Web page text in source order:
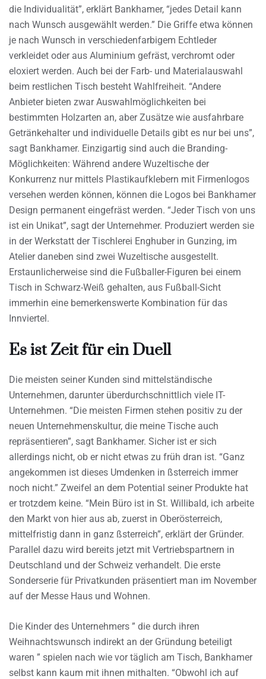
die Individualität”, erklärt Bankhamer, “jedes Detail kann
nach Wunsch ausgewählt werden.” Die Griffe etwa können
je nach Wunsch in verschiedenfarbigem Echtleder
verkleidet oder aus Aluminium gefräst, verchromt oder
eloxiert werden. Auch bei der Farb- und Materialauswahl
beim restlichen Tisch besteht Wahlfreiheit. “Andere
Anbieter bieten zwar Auswahlmöglichkeiten bei
bestimmten Holzarten an, aber Zusätze wie ausfahrbare
Getränkehalter und individuelle Details gibt es nur bei uns”,
sagt Bankhamer. Einzigartig sind auch die Branding-
Möglichkeiten: Während andere Wuzeltische der
Konkurrenz nur mittels Plastikaufklebern mit Firmenlogos
versehen werden können, können die Logos bei Bankhamer
Design permanent eingefräst werden. “Jeder Tisch von uns
ist ein Unikat”, sagt der Unternehmer. Produziert werden sie
in der Werkstatt der Tischlerei Enghuber in Gunzing, im
Atelier daneben sind zwei Wuzeltische ausgestellt.
Erstaunlicherweise sind die Fußballer-Figuren bei einem
Tisch in Schwarz-Weiß gehalten, aus Fußball-Sicht
immerhin eine bemerkenswerte Kombination für das
Innviertel.
Es ist Zeit für ein Duell
Die meisten seiner Kunden sind mittelständische
Unternehmen, darunter überdurchschnittlich viele IT-
Unternehmen. “Die meisten Firmen stehen positiv zu der
neuen Unternehmenskultur, die meine Tische auch
repräsentieren”, sagt Bankhamer. Sicher ist er sich
allerdings nicht, ob er nicht etwas zu früh dran ist. “Ganz
angekommen ist dieses Umdenken in ßsterreich immer
noch nicht.” Zweifel an dem Potential seiner Produkte hat
er trotzdem keine. “Mein Büro ist in St. Willibald, ich arbeite
den Markt von hier aus ab, zuerst in Oberösterreich,
mittelfristig dann in ganz ßsterreich”, erklärt der Gründer.
Parallel dazu wird bereits jetzt mit Vertriebspartnern in
Deutschland und der Schweiz verhandelt. Die erste
Sonderserie für Privatkunden präsentiert man im November
auf der Messe Haus und Wohnen.
Die Kinder des Unternehmers ” die durch ihren
Weihnachtswunsch indirekt an der Gründung beteiligt
waren ” spielen nach wie vor täglich am Tisch, Bankhamer
selbst kann kaum mit ihnen mithalten. “Obwohl ich auf